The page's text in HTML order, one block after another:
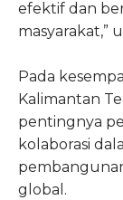
efektif dan
masyarakat,”
Pada
Kalimantan
pentingnya
kolaborasi
global.